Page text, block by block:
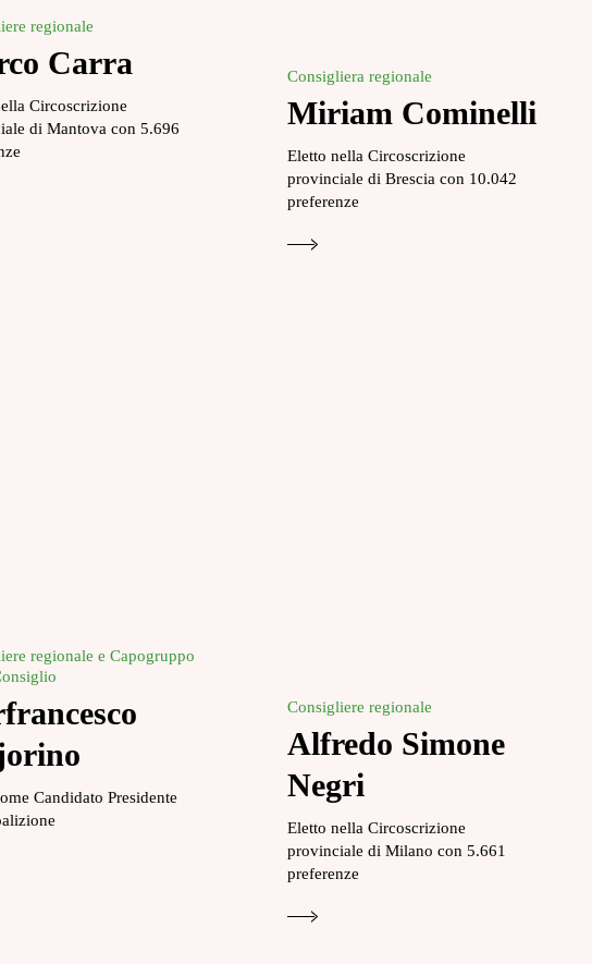
regionale
Carra
Circoscrizione
di Mantova con 5.696
Consigliera regionale
Miriam Cominelli
Eletto nella Circoscrizione
provinciale di Brescia con 10.042
preferenze
regionale e Capogruppo
Candidato Presidente
Consigliere regionale
Alfredo Simone
Negri
Eletto nella Circoscrizione
provinciale di Milano con 5.661
preferenze